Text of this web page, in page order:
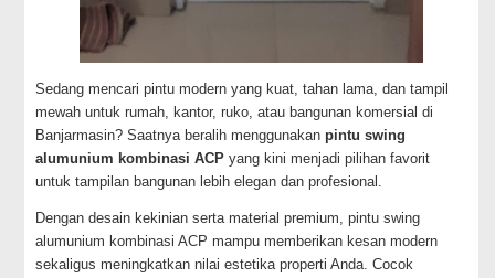
Sedang mencari pintu modern yang kuat, tahan lama, dan tampil
mewah untuk rumah, kantor, ruko, atau bangunan komersial di
Banjarmasin? Saatnya beralih menggunakanpintu swing
alumunium kombinasi ACP yang kini menjadi pilihan favorit
untuk tampilan bangunan lebih elegan dan profesional.
Dengan desain kekinian serta material premium, pintu swing
alumunium kombinasi ACP mampu memberikan kesan modern
sekaligus meningkatkan nilai estetika properti Anda. Cocok